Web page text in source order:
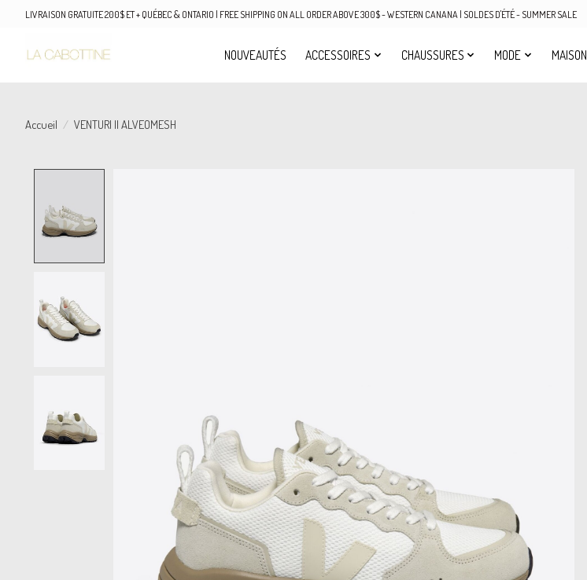
LIVRAISON GRATUITE 200$ ET + QUÉBEC & ONTARIO | FREE SHIPPING ON ALL ORDER ABOVE 300$ - WESTERN CANANA | SOLDES D'ÉTÉ - SUMMER SALE
NOUVEAUTÉS ACCESSOIRES CHAUSSURES MODE MAISON
Accueil / VENTURI II ALVEOMESH